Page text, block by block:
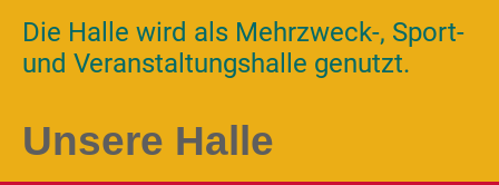
Die Halle wird als Mehrzweck-, Sport-
und Veranstaltungshalle genutzt.
Unsere Halle